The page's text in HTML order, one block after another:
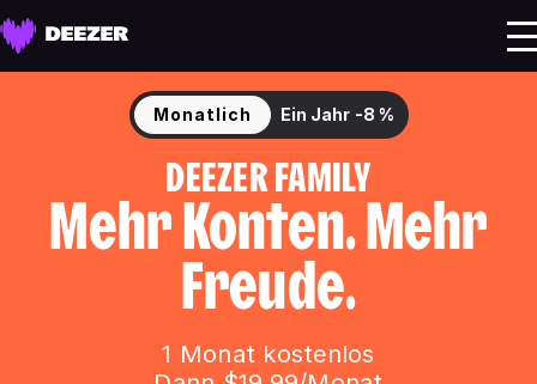
Monatlich Ein Jahr -8 %
DEEZER FAMILY
Mehr Konten. Mehr
Freude.
1 Monat kostenlos